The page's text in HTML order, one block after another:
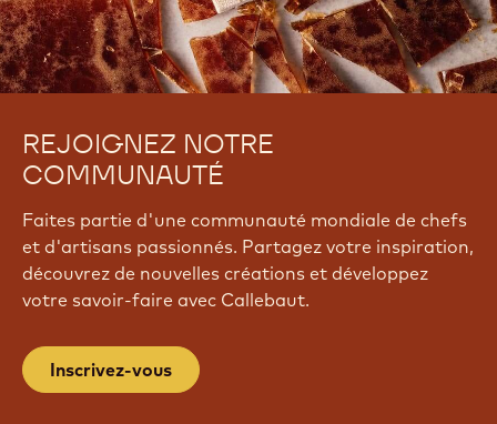
REJOIGNEZ NOTRE
COMMUNAUTÉ
Faites partie d'une communauté mondiale de chefs
et d'artisans passionnés. Partagez votre inspiration,
découvrez de nouvelles créations et développez
votre savoir-faire avec Callebaut.
Inscrivez-vous